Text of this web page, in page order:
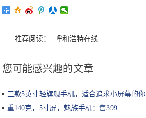
推荐阅读： 呼和浩特在线
您可能感兴趣的文章
三款5英寸轻旗舰手机，适合追求小屏幕的你
重140克，5寸屏，魅族手机：售399